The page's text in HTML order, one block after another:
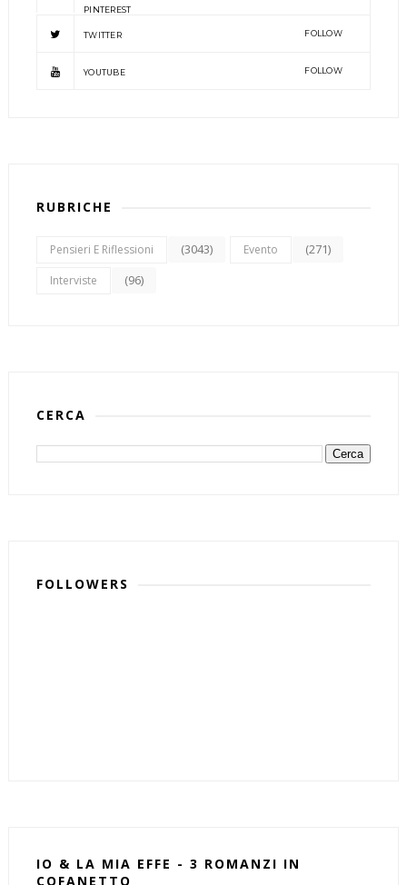
PINTEREST
TWITTER FOLLOW
YOUTUBE FOLLOW
RUBRICHE
Pensieri E Riflessioni (3043) Evento (271)
Interviste (96)
CERCA
FOLLOWERS
IO & LA MIA EFFE - 3 ROMANZI IN
COFANETTO